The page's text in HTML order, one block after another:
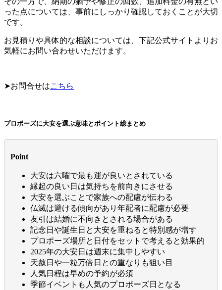
った点については、事前にしっかり確認しておくことが大切
です。
お見積りや具体的な相談については、下記公式サイトよりお
気軽にお問い合わせいただけます。
➤お問合せはこちら
プロポーズに大安を選ぶ意味とポイント総まとめ
Point
大安は六曜で最も運が良いとされている
縁起の良い日は気持ちを前向きにさせる
大安を選ぶことで家族への配慮が伝わる
仏滅は避ける傾向があり年配者に配慮が必要
友引は結婚に不向きとされる場合がある
記念日や誕生日と大安を重ねると特別感が増す
プロポーズ場所と日付をセットで考えると効果的
2025年の大安日は週末に集中しやすい
天赦日や一粒万倍日との重なりも狙い目
人気日程は早めの予約が必須
季節イベントも人気のプロポーズ日となる